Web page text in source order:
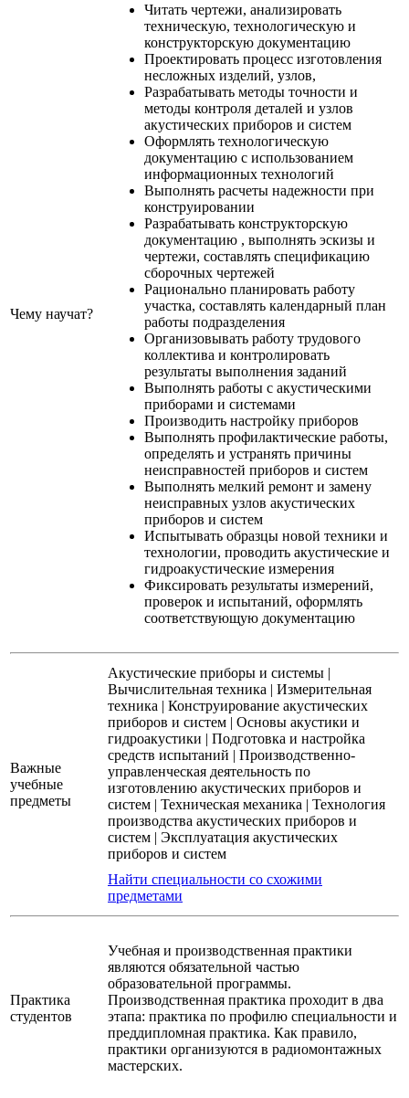
Чему научат?
Читать чертежи, анализировать
техническую, технологическую и
конструкторскую документацию
Проектировать процесс изготовления
несложных изделий, узлов,
Разрабатывать методы точности и
методы контроля деталей и узлов
акустических приборов и систем
Оформлять технологическую
документацию с использованием
информационных технологий
Выполнять расчеты надежности при
конструировании
Разрабатывать конструкторскую
документацию , выполнять эскизы и
чертежи, составлять спецификацию
сборочных чертежей
Рационально планировать работу
участка, составлять календарный план
работы подразделения
Организовывать работу трудового
коллектива и контролировать
результаты выполнения заданий
Выполнять работы с акустическими
приборами и системами
Производить настройку приборов
Выполнять профилактические работы,
определять и устранять причины
неисправностей приборов и систем
Выполнять мелкий ремонт и замену
неисправных узлов акустических
приборов и систем
Испытывать образцы новой техники и
технологии, проводить акустические и
гидроакустические измерения
Фиксировать результаты измерений,
проверок и испытаний, оформлять
соответствующую документацию
Важные
учебные
предметы
Акустические приборы и системы |
Вычислительная техника | Измерительная
техника | Конструирование акустических
приборов и систем | Основы акустики и
гидроакустики | Подготовка и настройка
средств испытаний | Производственно-
управленческая деятельность по
изготовлению акустических приборов и
систем | Техническая механика | Технология
производства акустических приборов и
систем | Эксплуатация акустических
приборов и систем
Найти специальности со схожими
предметами
Практика
студентов
Учебная и производственная практики
являются обязательной частью
образовательной программы.
Производственная практика проходит в два
этапа: практика по профилю специальности и
преддипломная практика. Как правило,
практики организуются в радиомонтажных
мастерских.